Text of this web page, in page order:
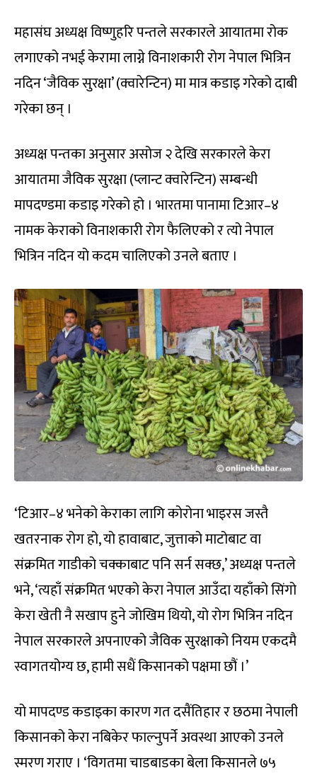
महासंघ अध्यक्ष विष्णुहरि पन्तले सरकारले आयातमा रोक
लगाएको नभई केरामा लाग्ने विनाशकारी रोग नेपाल भित्रिन
नदिन ‘जैविक सुरक्षा’ (क्वारेन्टिन) मा मात्र कडाइ गरेको दाबी
गरेका छन् ।
अध्यक्ष पन्तका अनुसार असोज २ देखि सरकारले केरा
आयातमा जैविक सुरक्षा (प्लान्ट क्वारेन्टिन) सम्बन्धी
मापदण्डमा कडाइ गरेको हो । भारतमा पानामा टिआर–४
नामक केराको विनाशकारी रोग फैलिएको र त्यो नेपाल
भित्रिन नदिन यो कदम चालिएको उनले बताए ।
‘टिआर–४ भनेको केराका लागि कोरोना भाइरस जस्तै
खतरनाक रोग हो, यो हावाबाट, जुत्ताको माटोबाट वा
संक्रमित गाडीको चक्काबाट पनि सर्न सक्छ,’ अध्यक्ष पन्तले
भने, ‘त्यहाँ संक्रमित भएको केरा नेपाल आउँदा यहाँको सिंगो
केरा खेती नै सखाप हुने जोखिम थियो, यो रोग भित्रिन नदिन
नेपाल सरकारले अपनाएको जैविक सुरक्षाको नियम एकदमै
स्वागतयोग्य छ, हामी सधैं किसानको पक्षमा छौं ।’
यो मापदण्ड कडाइका कारण गत दसैंतिहार र छठमा नेपाली
किसानको केरा नबिकेर फाल्नुपर्ने अवस्था आएको उनले
स्मरण गराए । ‘विगतमा चाडबाडका बेला किसानले ७५